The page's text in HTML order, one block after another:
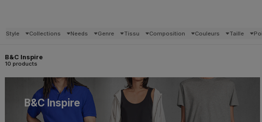
Style Collections Needs Genre Tissu Composition Couleurs Taille
B&C Inspire
10 products
B&C Inspire